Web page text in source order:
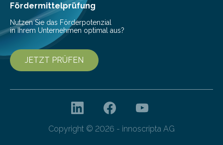
Fördermittelprüfung
Nutzen Sie das Förderpotenzial
in Ihrem Unternehmen optimal aus?
JETZT PRÜFEN
Copyright © 2026 - innoscripta AG